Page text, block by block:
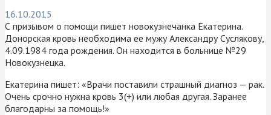
16.10.2015
С призывом о помощи пишет новокузнечанка Екатерина.
Донорская кровь необходима ее мужу Александру Суслякову,
4.09.1984 года рождения. Он находится в больнице №29
Новокузнецка.
Екатерина пишет: «Врачи поставили страшный диагноз — рак.
Очень срочно нужна кровь 3(+) или любая другая. Заранее
благодарны за помощь!»